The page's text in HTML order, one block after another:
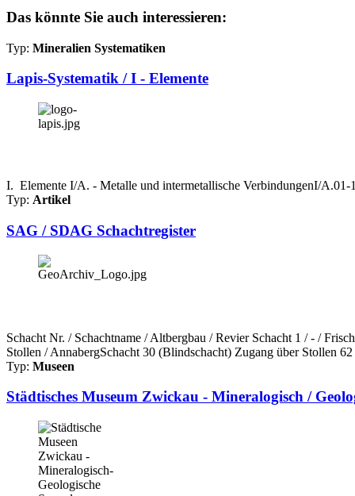
Das könnte Sie auch interessieren:
Typ: Mineralien Systematiken
Lapis-Systematik / I - Elemente
I. Elemente I/A. - Metalle und intermetallische VerbindungenI/
Typ: Artikel
SAG / SDAG Schachtregister
Schacht Nr. / Schachtname / Altbergbau / Revier Schacht 1 / - /
Stollen / AnnabergSchacht 30 (Blindschacht) Zugang über Stollen
Typ: Museen
Städtisches Museum Zwickau - Mineralogisch /